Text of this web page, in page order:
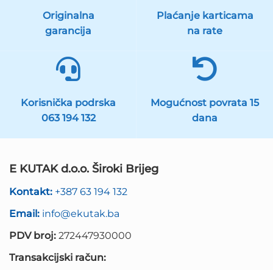
Originalna
garancija
Plaćanje karticama
na rate
Korisnička podrska
063 194 132
Mogućnost povrata 15
dana
E KUTAK d.o.o. Široki Brijeg
Kontakt: +387 63 194 132
Email: info@ekutak.ba
PDV broj: 272447930000
Transakcijski račun: